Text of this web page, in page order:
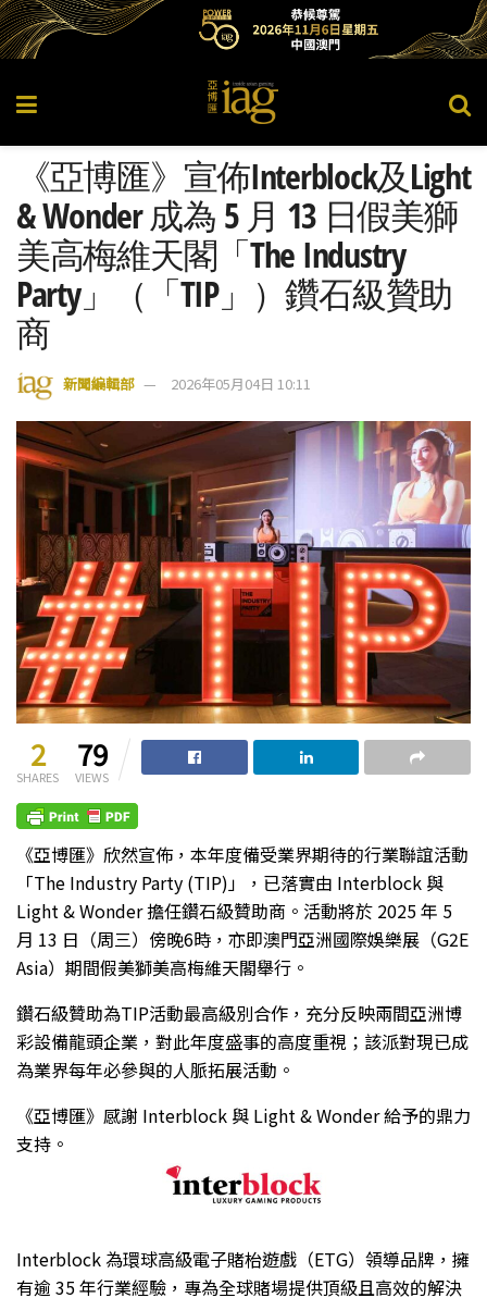
《亞博匯》宣佈Interblock及Light
& Wonder 成為 5 月 13 日假美獅
美高梅維天閣「The Industry
Party」（「TIP」）鑽石級贊助
商
新聞編輯部 2026年05月04日 10:11
2
SHARES
79
VIEWS
《亞博匯》欣然宣佈，本年度備受業界期待的行業聯誼活動
「The Industry Party (TIP)」，已落實由 Interblock 與
Light & Wonder 擔任鑽石級贊助商。活動將於 2025 年 5
月 13 日（周三）傍晚6時，亦即澳門亞洲國際娛樂展（G2E
Asia）期間假美獅美高梅維天閣舉行。
鑽石級贊助為TIP活動最高級別合作，充分反映兩間亞洲博
彩設備龍頭企業，對此年度盛事的高度重視；該派對現已成
為業界每年必參與的人脈拓展活動。
《亞博匯》感謝 Interblock 與 Light & Wonder 給予的鼎力
支持。
Interblock 為環球高級電子賭枱遊戲（ETG）領導品牌，擁
有逾 35 年行業經驗，專為全球賭場提供頂級且高效的解決